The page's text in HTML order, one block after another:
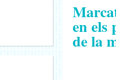
en els
de la